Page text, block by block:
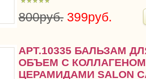
800руб. 399руб.
АРТ.10335 БАЛЬЗАМ
ОБЪЕМ С
ЦЕРАМИДАМИ SALON